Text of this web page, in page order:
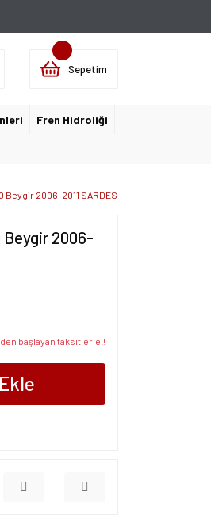
Sepetim
Fren Hidroliği
Beygir 2006-2011 SARDES
Beygir 2006-
başlayan taksitlerle!!